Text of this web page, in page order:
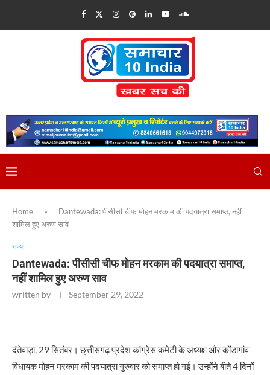
Home »
Dantewada: पीसीसी चीफ मोहन मरकाम की पदयात्रा समाप्त, नहीं
शामिल हुए अरुण साव
राज्य
Dantewada: पीसीसी चीफ मोहन मरकाम की पदयात्रा समाप्त,
नहीं शामिल हुए अरुण साव
written by September 29, 2022
दंतेवाड़ा, 29 सितंबर। छ्त्तीसगढ़ प्रदेश कांग्रेस कमेटी के अध्यक्ष और कोंडागांव
विधायक मोहन मरकाम की पदयात्रा गुरुवार को समाप्त हो गई। उन्होंने बीते 4 दिनों